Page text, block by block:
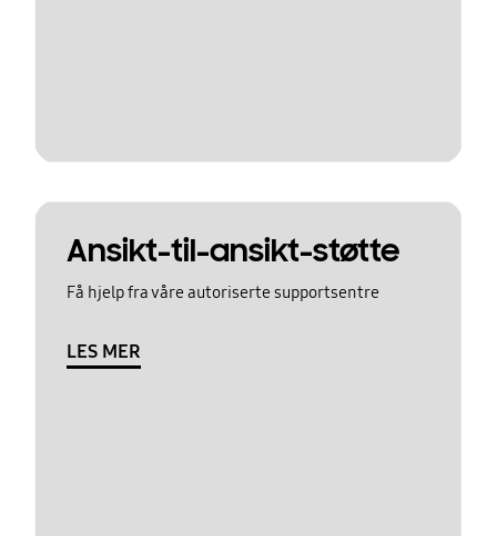
Ansikt-til-ansikt-støtte
Få hjelp fra våre autoriserte supportsentre
LES MER